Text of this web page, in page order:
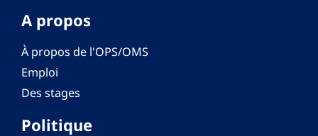
A propos
À propos de l'OPS/OMS
Emploi
Des stages
Politique